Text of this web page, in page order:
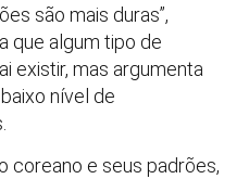
são mais duras”,
que algum tipo de
existir, mas argumenta
nível de
coreano e seus padrões,